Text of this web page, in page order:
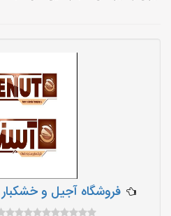
فروشگاه آجیل و